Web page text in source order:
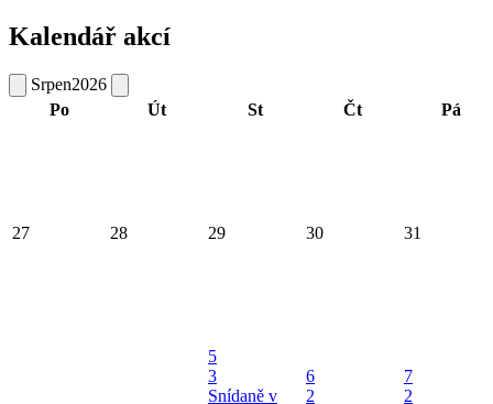
Kalendář akcí
Srpen2026
Po
Út St Čt Pá
27 28 29 30 31
5
3
Snídaně v
6
2
7
2